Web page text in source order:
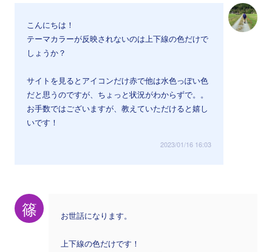
こんにちは！
テーマカラーが反映されないのは上下線の色だけで
しょうか？
サイトを見るとアイコンだけ赤で他は水色っぽい色
だと思うのですが、ちょっと状況がわからずで。。
お手数ではございますが、教えていただけると嬉し
いです！
2023/01/16 16:03
篠 お世話になります。
上下線の色だけです！